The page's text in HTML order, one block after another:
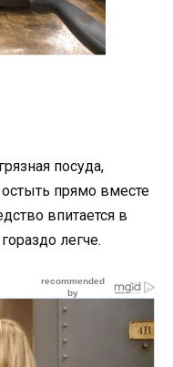
посуда,
прямо вместе
впитается в
легче.